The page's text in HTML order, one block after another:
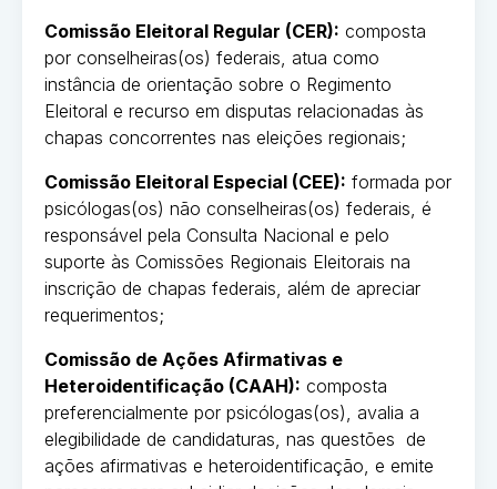
Comissão Eleitoral Regular (CER): composta
por conselheiras(os) federais, atua como
instância de orientação sobre o Regimento
Eleitoral e recurso em disputas relacionadas às
chapas concorrentes nas eleições regionais;
Comissão Eleitoral Especial (CEE): formada por
psicólogas(os) não conselheiras(os) federais, é
responsável pela Consulta Nacional e pelo
suporte às Comissões Regionais Eleitorais na
inscrição de chapas federais, além de apreciar
requerimentos;
Comissão de Ações Afirmativas e
Heteroidentificação (CAAH): composta
preferencialmente por psicólogas(os), avalia a
elegibilidade de candidaturas, nas questões de
ações afirmativas e heteroidentificação, e emite